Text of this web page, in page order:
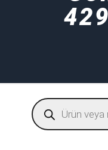
Products
search